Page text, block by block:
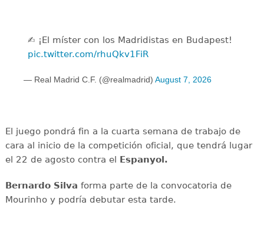
✍️ ¡El míster con los Madridistas en Budapest!
pic.twitter.com/rhuQkv1FiR
— Real Madrid C.F. (@realmadrid) August 7, 2026
El juego pondrá fin a la cuarta semana de trabajo de
cara al inicio de la competición oficial, que tendrá lugar
el 22 de agosto contra el Espanyol.
Bernardo Silva forma parte de la convocatoria de
Mourinho y podría debutar esta tarde.